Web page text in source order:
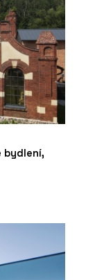
bydlení,